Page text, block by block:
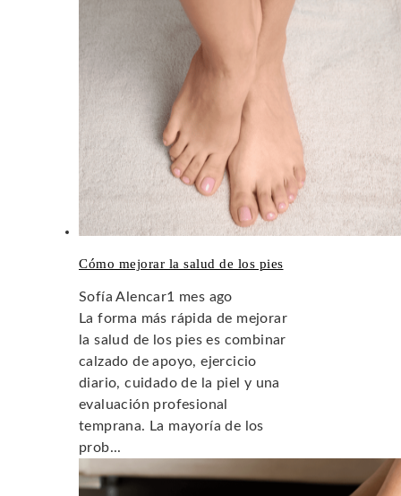
Cómo mejorar la salud de los pies
Sofía Alencar1 mes ago
La forma más rápida de mejorar
la salud de los pies es combinar
calzado de apoyo, ejercicio
diario, cuidado de la piel y una
evaluación profesional
temprana. La mayoría de los
prob...